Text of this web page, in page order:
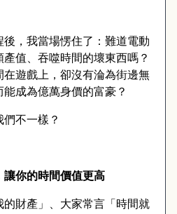
後 ， 我當場愣住了 ： 難道電動
產值 吞噬時間的壞東西嗎 ？
在遊戲上 ， 卻沒有淪為街邊無
能成為億萬身價的富豪 ？
們不一樣 ？
讓你的時間價值更高
的財產 」、 大家常言 「 時間就